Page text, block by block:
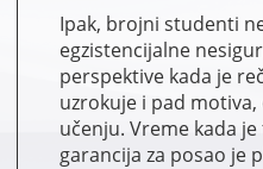
Ipak, brojni studenti
egzistencijalne
perspektive kada je
uzrokuje i pad
učenju. Vreme kada
garancija za posao je